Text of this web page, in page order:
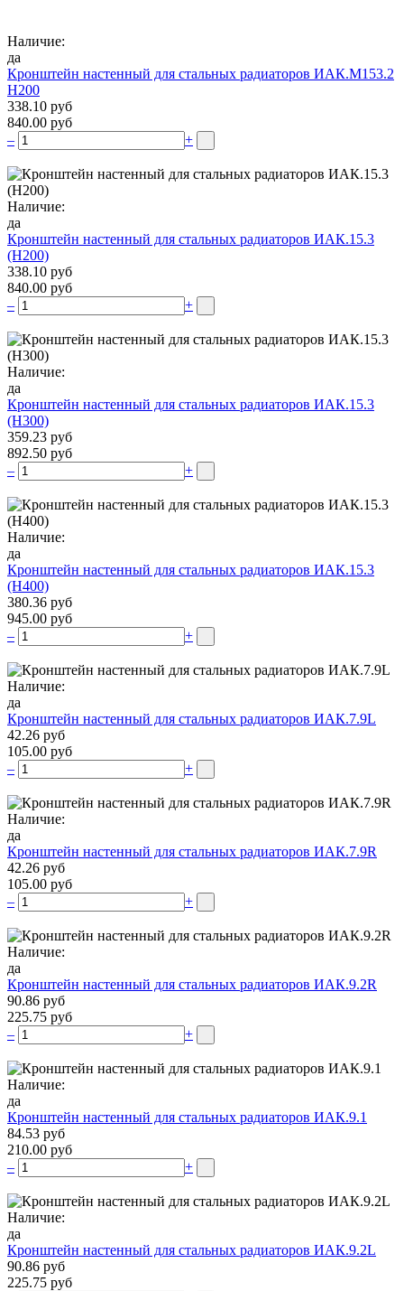
Наличие:
да
Кронштейн настенный для стальных радиаторов ИАК.М153.2
Н200
338.10 руб
840.00 руб
–
+
Наличие:
да
Кронштейн настенный для стальных радиаторов ИАК.15.3
(H200)
338.10 руб
840.00 руб
–
+
Наличие:
да
Кронштейн настенный для стальных радиаторов ИАК.15.3
(H300)
359.23 руб
892.50 руб
–
+
Наличие:
да
Кронштейн настенный для стальных радиаторов ИАК.15.3
(H400)
380.36 руб
945.00 руб
–
+
Наличие:
да
Кронштейн настенный для стальных радиаторов ИАК.7.9L
42.26 руб
105.00 руб
–
+
Наличие:
да
Кронштейн настенный для стальных радиаторов ИАК.7.9R
42.26 руб
105.00 руб
–
+
Наличие:
да
Кронштейн настенный для стальных радиаторов ИАК.9.2R
90.86 руб
225.75 руб
–
+
Наличие:
да
Кронштейн настенный для стальных радиаторов ИАК.9.1
84.53 руб
210.00 руб
–
+
Наличие:
да
Кронштейн настенный для стальных радиаторов ИАК.9.2L
90.86 руб
225.75 руб